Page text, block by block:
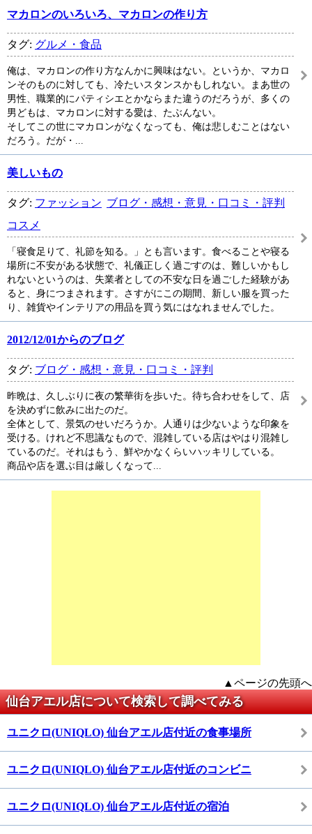
マカロンのいろいろ、マカロンの作り方
タグ: グルメ・食品
俺は、マカロンの作り方なんかに興味はない。というか、マカロ
ンそのものに対しても、冷たいスタンスかもしれない。まあ世の
男性、職業的にパティシエとかならまた違うのだろうが、多くの
男どもは、マカロンに対する愛は、たぶんない。
そしてこの世にマカロンがなくなっても、俺は悲しむことはない
だろう。だが・...
美しいもの
タグ: ファッション ブログ・感想・意見・口コミ・評判
コスメ
「寝食足りて、礼節を知る。」とも言います。食べることや寝る
場所に不安がある状態で、礼儀正しく過ごすのは、難しいかもし
れないというのは、失業者としての不安な日を過ごした経験があ
ると、身につまされます。さすがにこの期間、新しい服を買った
り、雑貨やインテリアの用品を買う気にはなれませんでした。
2012/12/01からのブログ
タグ: ブログ・感想・意見・口コミ・評判
昨晩は、久しぶりに夜の繁華街を歩いた。待ち合わせをして、店
を決めずに飲みに出たのだ。
全体として、景気のせいだろうか。人通りは少ないような印象を
受ける。けれど不思議なもので、混雑している店はやはり混雑し
ているのだ。それはもう、鮮やかなくらいハッキリしている。
商品や店を選ぶ目は厳しくなって...
▲ページの先頭へ
仙台アエル店について検索して調べてみる
ユニクロ(UNIQLO) 仙台アエル店付近の食事場所
ユニクロ(UNIQLO) 仙台アエル店付近のコンビニ
ユニクロ(UNIQLO) 仙台アエル店付近の宿泊